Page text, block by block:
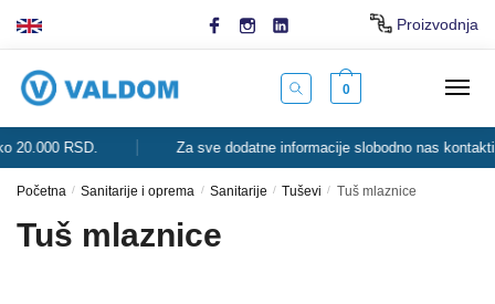
Proizvodnja
0
RSD. Za sve dodatne informacije slobodno nas
Početna / Sanitarije i oprema / Sanitarije / Tuševi / Tuš mlaznice
Tuš mlaznice